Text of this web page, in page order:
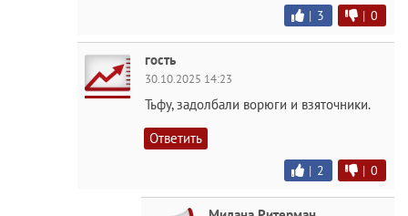
| 3 | 0
гость
30.10.2025 14:23
Тьфу, задолбали ворюги и взяточники.
Ответить
| 2 | 0